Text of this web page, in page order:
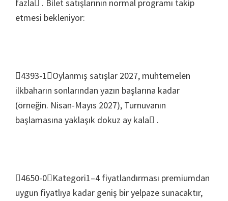
fazla . Bilet satışlarının normal programı takip
etmesi bekleniyor:
4393-1Oylanmış satışlar 2027, muhtemelen
ilkbaharın sonlarından yazın başlarına kadar
(örneğin. Nisan-Mayıs 2027), Turnuvanın
başlamasına yaklaşık dokuz ay kala .
4650-0Kategori1–4 fiyatlandırması premiumdan
uygun fiyatlıya kadar geniş bir yelpaze sunacaktır,